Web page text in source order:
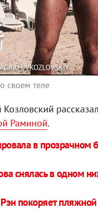
VKOZLOVSKIY
своем теле
Раминой.
в прозрачном
снялась в одном
покоряет